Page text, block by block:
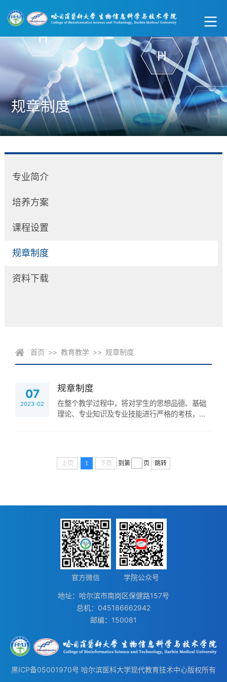
规章制度
专业简介
培养方案
课程设置
规章制度
资料下载
首页 >> 教育教学 >> 规章制度
07
2023-02
规章制度
在整个教学过程中，将对学生的思想品德、基础
理论、专业知识及专业技能进行严格的考核，成
定，对符合学位授予条件者，授予学士学位
上页 1 下页 到第 页 跳转
官方微信 学院公众号
地址：哈尔滨市南岗区保健路157号
总机：045186662942
邮编：150081
黑ICP备05001970号 哈尔滨医科大学现代教育技术中心版权所有